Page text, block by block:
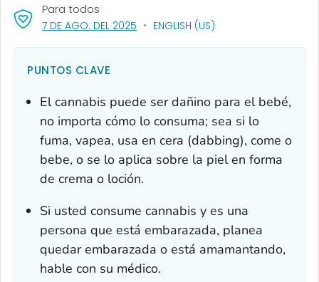
7 DE AGO. DEL 2025 , VISIT LINK FOR DETAILS.
ENGLISH (US)
Para todos
PUNTOS CLAVE
El cannabis puede ser dañino para el bebé,
no importa cómo lo consuma; sea si lo
fuma, vapea, usa en cera (dabbing), come o
bebe, o se lo aplica sobre la piel en forma
de crema o loción.
Si usted consume cannabis y es una
persona que está embarazada, planea
quedar embarazada o está amamantando,
hable con su médico.